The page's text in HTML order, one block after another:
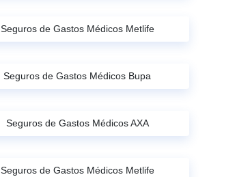
Seguros de Gastos Médicos Metlife
Seguros de Gastos Médicos Bupa
Seguros de Gastos Médicos AXA
Seguros de Gastos Médicos Metlife